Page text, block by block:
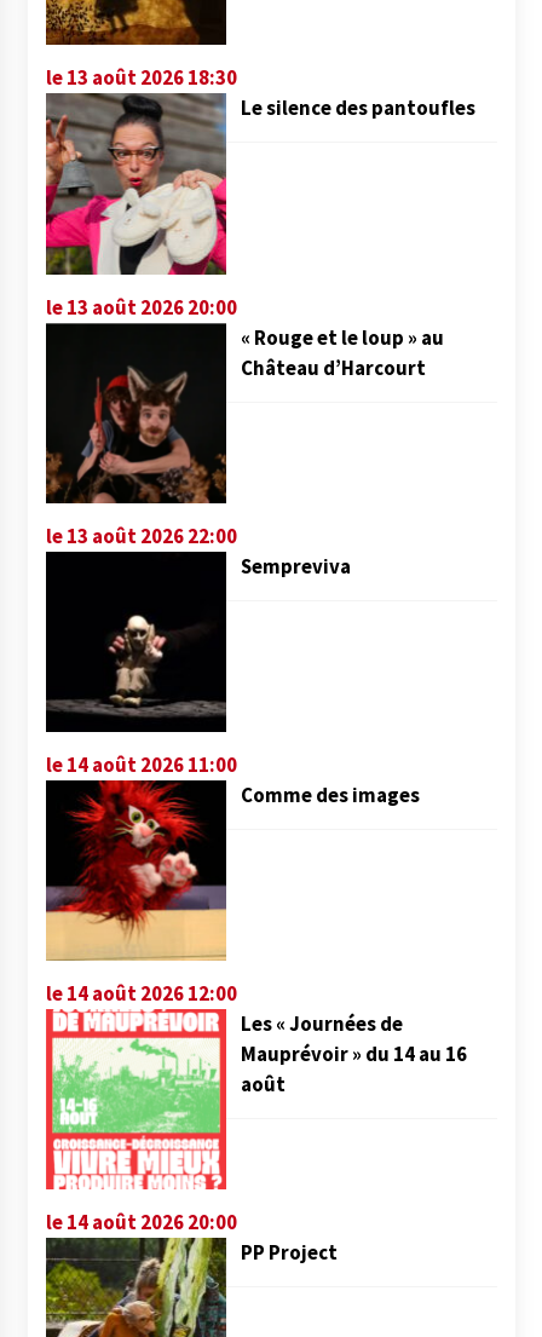
le 13 août 2026 18:30
Le silence des pantoufles
le 13 août 2026 20:00
« Rouge et le loup » au
Château d’Harcourt
le 13 août 2026 22:00
Sempreviva
le 14 août 2026 11:00
Comme des images
le 14 août 2026 12:00
Les « Journées de
Mauprévoir » du 14 au 16
août
le 14 août 2026 20:00
PP Project